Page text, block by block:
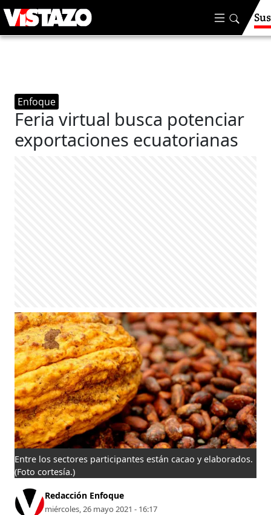
Enfoque
Feria virtual busca potenciar
exportaciones ecuatorianas
Entre los sectores participantes están cacao y elaborados.
(Foto cortesía.)
Redacción Enfoque
miércoles, 26 mayo 2021 - 16:17